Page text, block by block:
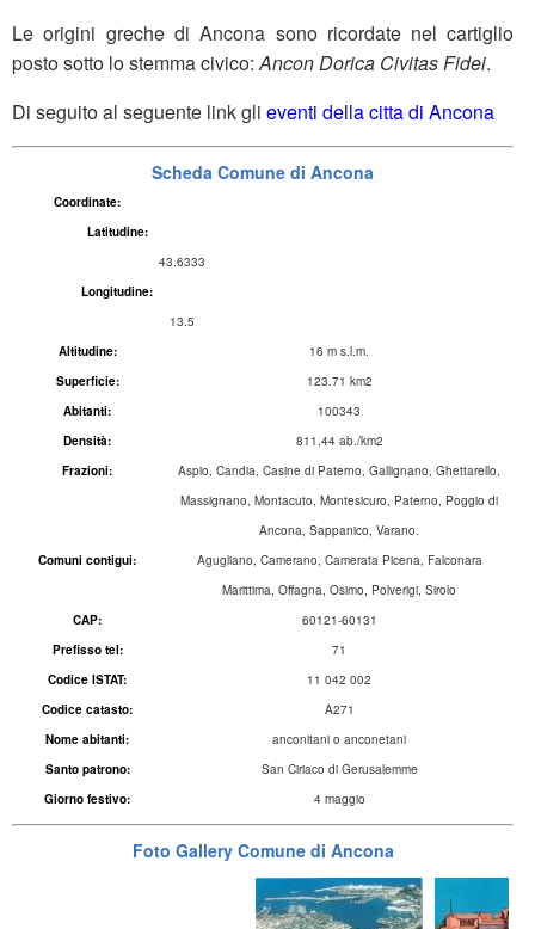
Le origini greche di Ancona sono ricordate nel cartiglio
posto sotto lo stemma civico:Ancon Dorica Civitas Fidei.
Di seguito al seguente link gli eventi della citta di Ancona
Scheda Comune di Ancona
Coordinate:
Latitudine:
43.6333
Longitudine:
13.5
Altitudine:
16 m s.l.m.
Superficie:
123.71 km2
Abitanti:
100343
Densità:
811,44 ab./km2
Frazioni:
Aspio, Candia, Casine di Paterno, Gallignano, Ghettarello,
Massignano, Montacuto, Montesicuro, Paterno, Poggio di
Ancona, Sappanico, Varano.
Comuni contigui:
Agugliano, Camerano, Camerata Picena, Falconara
Marittima, Offagna, Osimo, Polverigi, Sirolo
CAP:
60121-60131
Prefisso tel:
71
Codice ISTAT:
11 042 002
Codice catasto:
A271
Nome abitanti:
anconitani o anconetani
Santo patrono:
San Ciriaco di Gerusalemme
Giorno festivo:
4 maggio
Foto Gallery Comune di Ancona